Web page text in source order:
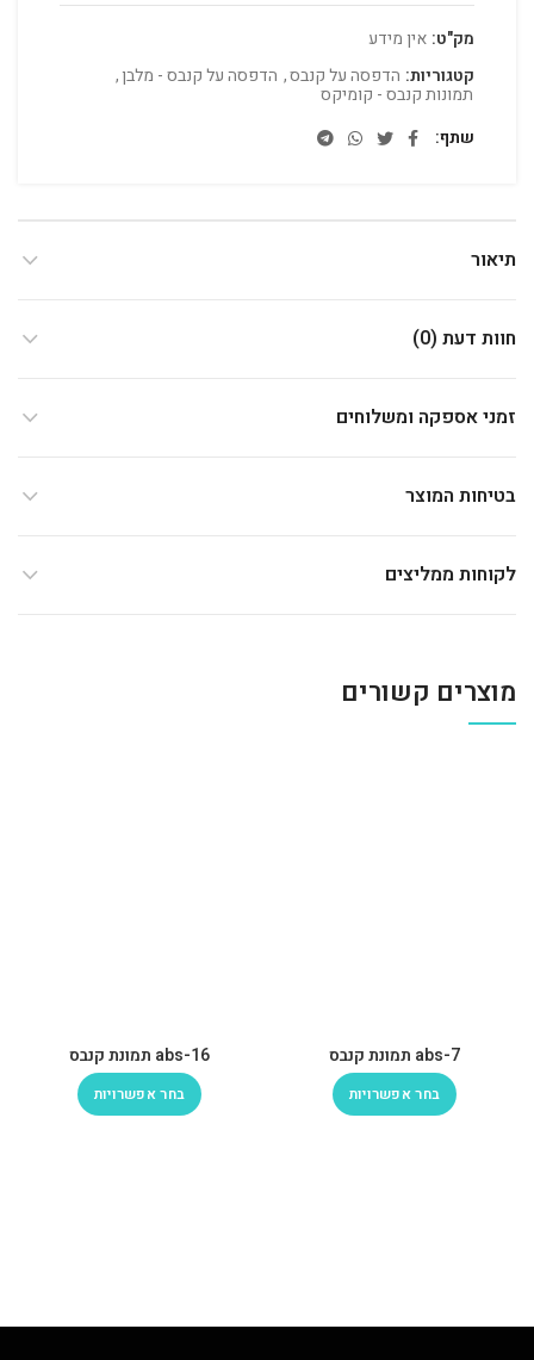
מק"ט: אין מידע
קטגוריות: הדפסה על קנבס, הדפסה על קנבס - מלבן,
תמונות קנבס - קומיקס
שתף
תיאור
חוות דעת (0)
זמני אספקה ומשלוחים
בטיחות המוצר
לקוחות ממליצים
מוצרים קשורים
abs-7 תמונת קנבס
בחר אפשרויות
abs-16 תמונת קנבס
בחר אפשרויות